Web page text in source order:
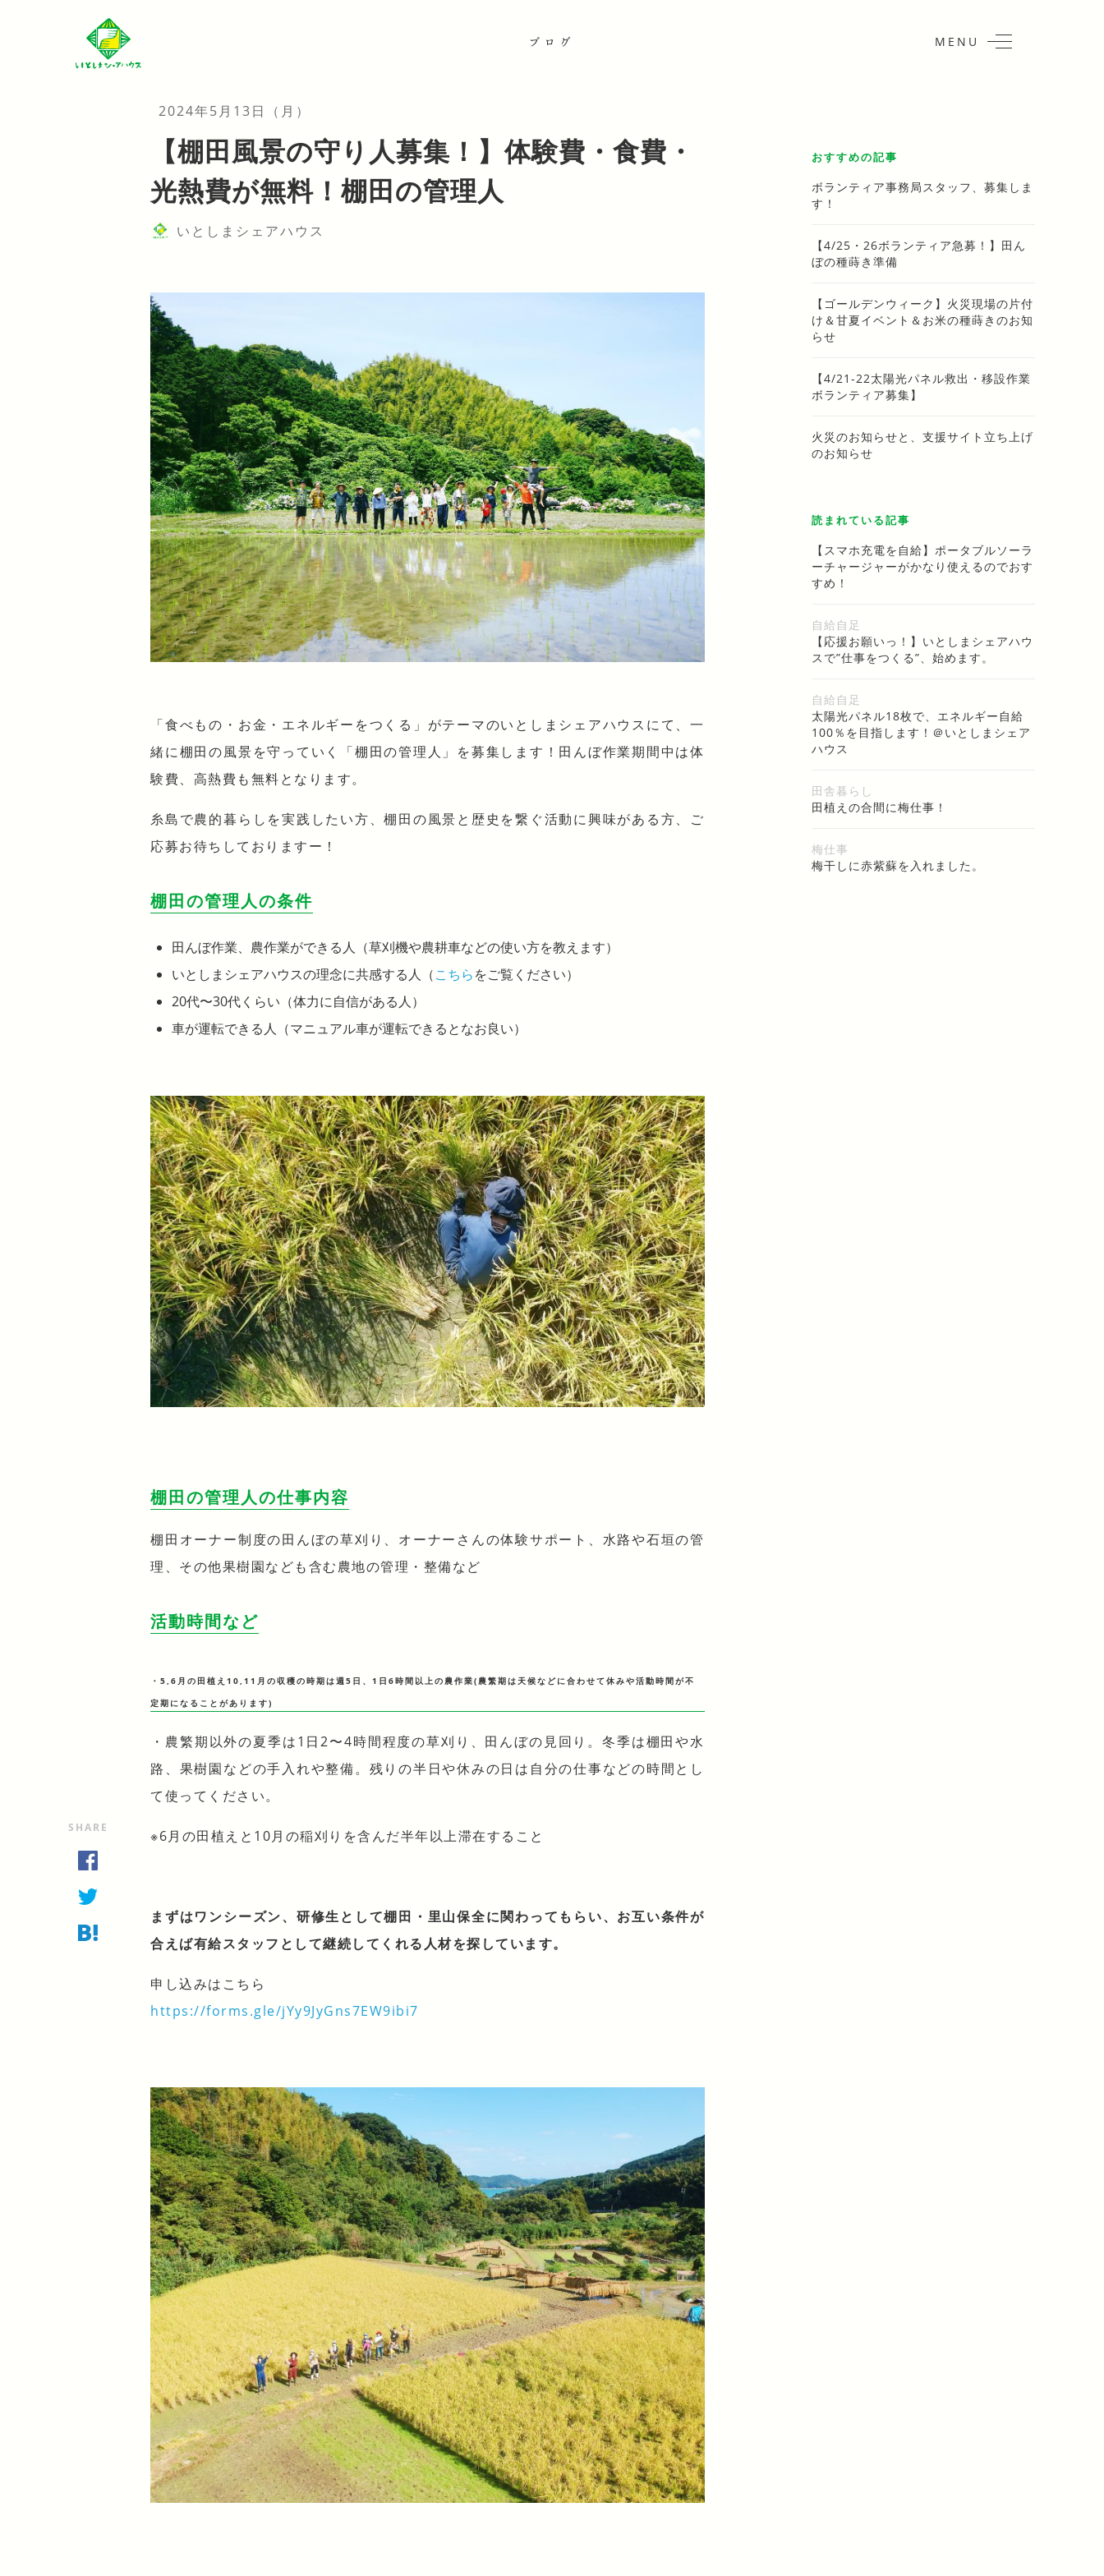
ブログ MENU
SHARE
2024年5月13日（月）
【棚田風景の守り人募集！】体験費・食費・
光熱費が無料！棚田の管理人
いとしまシェアハウス
「食べもの・お金・エネルギーをつくる」がテーマのいとしまシェアハウスにて、一
緒に棚田の風景を守っていく「棚田の管理人」を募集します！田んぼ作業期間中は体
験費、高熱費も無料となります。
糸島で農的暮らしを実践したい方、棚田の風景と歴史を繋ぐ活動に興味がある方、ご
応募お待ちしておりますー！
棚田の管理人の条件
田んぼ作業、農作業ができる人（草刈機や農耕車などの使い方を教えます）
いとしまシェアハウスの理念に共感する人（こちらをご覧ください）
20代〜30代くらい（体力に自信がある人）
車が運転できる人（マニュアル車が運転できるとなお良い）
棚田の管理人の仕事内容
棚田オーナー制度の田んぼの草刈り、オーナーさんの体験サポート、水路や石垣の管
理、その他果樹園なども含む農地の管理・整備など
活動時間など
・5,6月の田植え10,11月の収穫の時期は週5日、1日6時間以上の農作業(農繁期は天候などに合わせて休みや活動時間が不
定期になることがあります)
・農繁期以外の夏季は1日2〜4時間程度の草刈り、田んぼの見回り。冬季は棚田や水
路、果樹園などの手入れや整備。残りの半日や休みの日は自分の仕事などの時間とし
て使ってください。
※6月の田植えと10月の稲刈りを含んだ半年以上滞在すること
まずはワンシーズン、研修生として棚田・里山保全に関わってもらい、お互い条件が
合えば有給スタッフとして継続してくれる人材を探しています。
申し込みはこちら
https://forms.gle/jYy9JyGns7EW9ibi7
おすすめの記事
ボランティア事務局スタッフ、募集しま
す！
【4/25・26ボランティア急募！】田ん
ぼの種蒔き準備
【ゴールデンウィーク】火災現場の片付
け＆甘夏イベント＆お米の種蒔きのお知
らせ
【4/21-22太陽光パネル救出・移設作業
ボランティア募集】
火災のお知らせと、支援サイト立ち上げ
のお知らせ
読まれている記事
【スマホ充電を自給】ポータブルソーラ
ーチャージャーがかなり使えるのでおす
すめ！
自給自足
【応援お願いっ！】いとしまシェアハウ
スで”仕事をつくる”、始めます。
自給自足
太陽光パネル18枚で、エネルギー自給
100％を目指します！＠いとしまシェア
ハウス
田舎暮らし
田植えの合間に梅仕事！
梅仕事
梅干しに赤紫蘇を入れました。